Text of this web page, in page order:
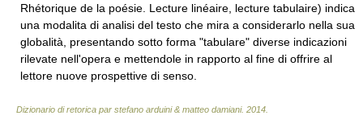
Rhétori­que de la poésie. Lecture linéaire, lecture tabulaire) indica
una modalita di analisi del testo che mira a considerarlo nella sua
globalità, presen­tando sotto forma "tabulare" diverse indicazioni
rilevate nell'opera e mettendole in rapporto al fine di offrire al
lettore nuove prospettive di senso.
Dizionario di retorica par stefano arduini & matteo damiani. 2014